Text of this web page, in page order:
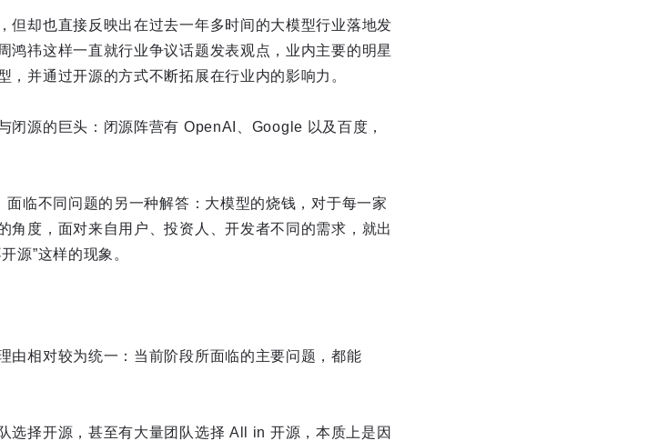
但却也直接反映出在过去一年多时间的大模型行业落地发
鸿祎这样一直就行业争议话题发表观点，业内主要的明星
并通过开源的方式不断拓展在行业内的影响力。
源的巨头：闭源阵营有 OpenAI、Google 以及百度，
临不同问题的另一种解答：大模型的烧钱，对于每一家
角度，面对来自用户、投资人、开发者不同的需求，就出
源”这样的现象。
由相对较为统一：当前阶段所面临的主要问题，都能
选择开源，甚至有大量团队选择 All in 开源，本质上是因